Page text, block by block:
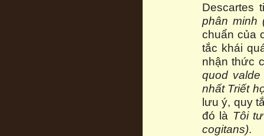
Descartes
phân minh
chuẩn của
tắc khái
nhận thức
quod
nhất Triết
lưu ý, quy
đó là Tôi
cogitans).